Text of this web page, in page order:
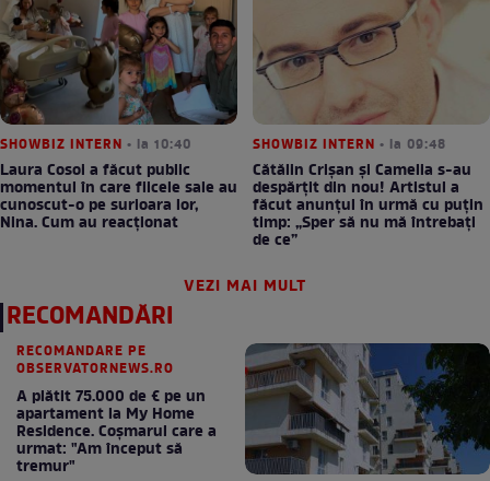
SHOWBIZ INTERN • la 10:40
Laura Cosoi a făcut public
momentul în care fiicele sale au
cunoscut-o pe surioara lor,
Nina. Cum au reacționat
SHOWBIZ INTERN • la 09:48
Cătălin Crișan și Camelia s-au
despărțit din nou! Artistul a
făcut anunțul în urmă cu puțin
timp: „Sper să nu mă întrebați
de ce”
VEZI MAI MULT
RECOMANDĂRI
RECOMANDARE PE
OBSERVATORNEWS.RO
A plătit 75.000 de € pe un
apartament la My Home
Residence. Coşmarul care a
urmat: "Am început să
tremur"